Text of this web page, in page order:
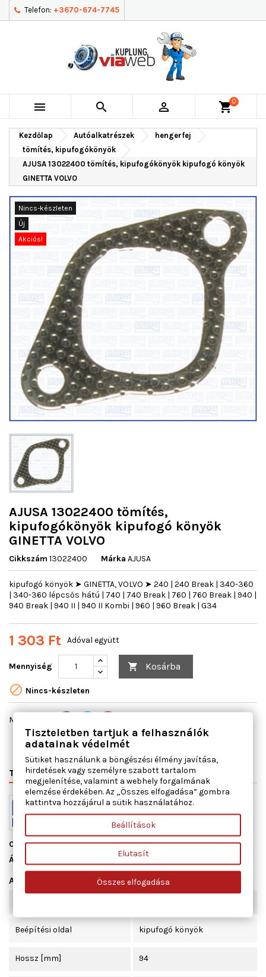
Telefon: +3670-674-7745
   shopping_cart0
Kezdőlap Autóalkatrészek
hengerfej
tömítés, kipufogókönyök
AJUSA 13022400 tömítés, kipufogókönyök kipufogó könyök
GINETTA VOLVO
Nincs-készleten
Új
Akciós!
AJUSA 13022400 tömítés,
kipufogókönyök kipufogó könyök
GINETTA VOLVO
Cikkszám 13022400 Márka AJUSA
kipufogó könyök ➤ GINETTA, VOLVO ➤ 240 | 240 Break | 340-360
| 340-360 lépcsős hátú | 740 | 740 Break | 760 | 760 Break | 940 |
940 Break | 940 II | 940 II Kombi | 960 | 960 Break | G34
1 303 Ft Adóval együtt
Mennyiség  Kosárba
 Nincs-készleten
Megosztás
TERMÉK RÉSZLETEI VÁLTÓSZÁMOK MIHEZ JÓ
Cikkszám13022400
Állapot
Adatlap
Beépítési oldal kipufogó könyök
Hossz [mm] 94
Tiszteletben tartjuk a felhasználók
adatainak védelmét
Sütiket használunk a böngészési élmény javítása,
hirdetések vagy személyre szabott tartalom
megjelenítése, valamint a webhely forgalmának
elemzése érdekében. Az „Összes elfogadása” gombra
kattintva hozzájárul a sütik használatához.
Beállítások
Elutasít
Összes elfogadása